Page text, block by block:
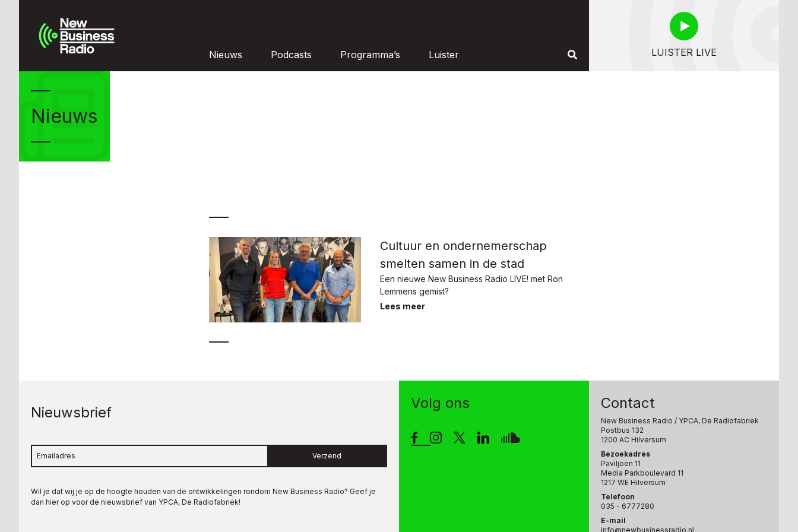
Nieuws Podcasts Programma’s Luister LUISTER LIVE
Nieuws
Cultuur en ondernemerschap
smelten samen in de stad
Een nieuwe New Business Radio LIVE! met Ron
Lemmens gemist?
Lees meer
Nieuwsbrief
Verzend
Wil je dat wij je op de hoogte houden van de ontwikkelingen rondom New Business Radio? Geef je
dan hier op voor de nieuwsbrief van YPCA, De Radiofabriek!
Volg ons Contact
New Business Radio / YPCA, De Radiofabriek
Postbus 132
1200 AC Hilversum
Bezoekadres
Paviljoen 11
Media Parkboulevard 11
1217 WE Hilversum
Telefoon
035 - 6777280
E-mail
info@newbusinessradio.nl